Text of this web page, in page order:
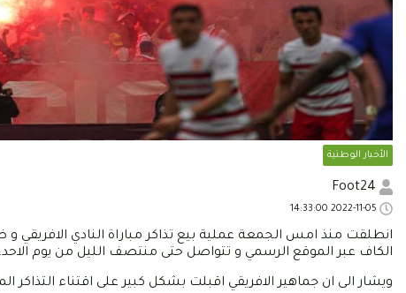
الأخبار الوطنية
انطلقت منذ امس الجمعة عملية بيع تذاكر مباراة النادي الافريقي و
الكاف عبر الموقع الرسمي و تتواصل حتى منتصف الليل من يوم الاحد.
ويشار الى ان جماهير الافريقي اقبلت بشكل كبير على اقتناء